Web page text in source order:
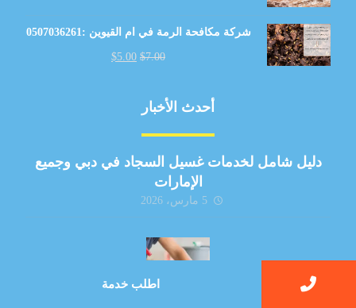
شركة مكافحة الرمة في ام القيوين :0507036261
$7.00
$5.00
أحدث الأخبار
دليل شامل لخدمات غسيل السجاد في دبي وجميع
الإمارات
5 مارس، 2026
اطلب خدمة